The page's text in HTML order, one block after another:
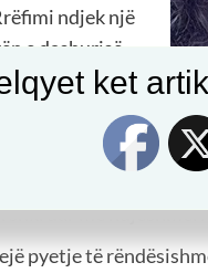
ndjek një
e dashurisë,
dhe sfidat
në individë dhe
të pasur dhe
me
pyetje të
ket